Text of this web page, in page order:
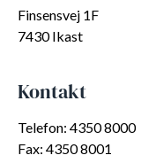
Finsensvej 1F
7430 Ikast
Kontakt
Telefon: 4350 8000
Fax: 4350 8001